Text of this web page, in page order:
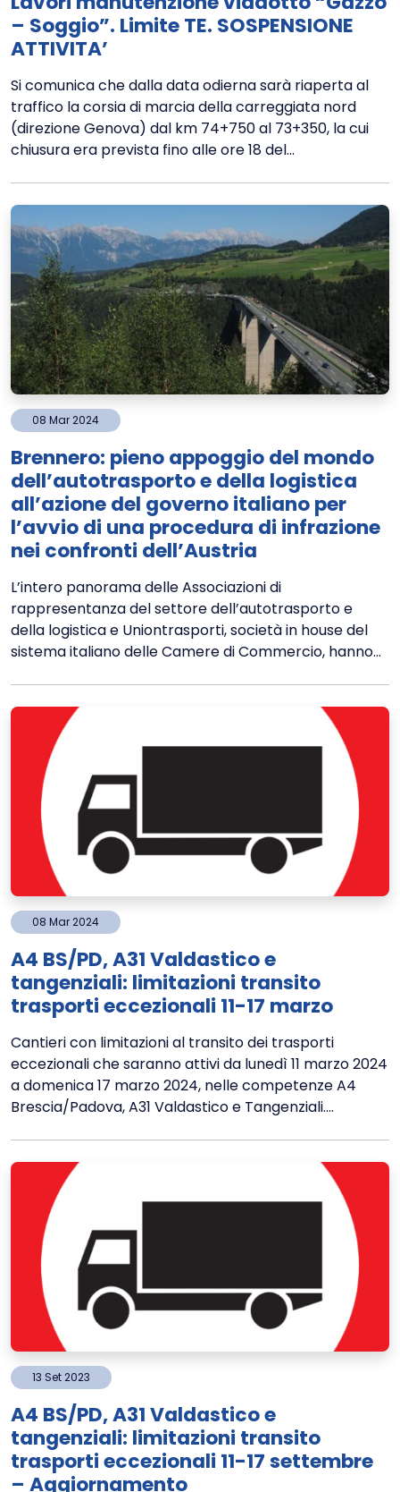
– Soggio”. Limite TE. SOSPENSIONE
ATTIVITA’
Si comunica che dalla data odierna sarà riaperta al
traffico la corsia di marcia della carreggiata nord
(direzione Genova) dal km 74+750 al 73+350, la cui
chiusura era prevista fino alle ore 18 del...
08 Mar2024
Brennero: pieno appoggio del mondo
dell’autotrasporto e della logistica
all’azione del governo italiano per
l’avvio di una procedura di infrazione
nei confronti dell’Austria
L’intero panorama delle Associazioni di
rappresentanza del settore dell’autotrasporto e
della logistica e Uniontrasporti, società in house del
sistema italiano delle Camere di Commercio, hanno...
08 Mar2024
A4 BS/PD, A31 Valdastico e
tangenziali: limitazioni transito
trasporti eccezionali 11-17 marzo
Cantieri con limitazioni al transito dei trasporti
eccezionali che saranno attivi da lunedì 11 marzo 2024
a domenica 17 marzo 2024, nelle competenze A4
Brescia/Padova, A31 Valdastico e Tangenziali....
13 Set2023
A4 BS/PD, A31 Valdastico e
tangenziali: limitazioni transito
trasporti eccezionali 11-17 settembre
– Aggiornamento